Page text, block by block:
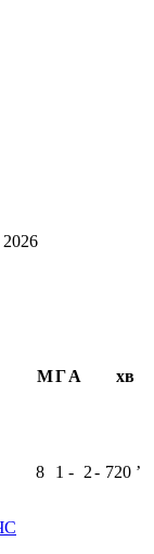
МГА хв
8 1 - 2- 720 ʼ